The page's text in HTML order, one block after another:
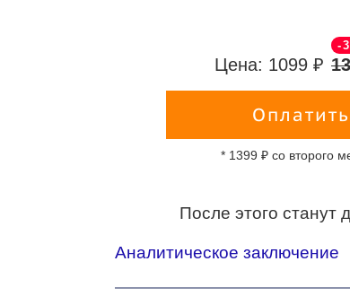
Цена: 1099 ₽
-
Оплатить
* 1399 ₽ со второго
После этого станут
Аналитическое заключение